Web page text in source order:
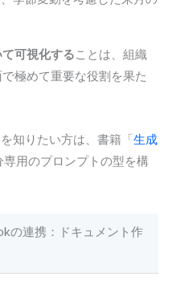
可視化することは、組織
極めて重要な役割を果た
知りたい方は、書籍「生成
専用のプロンプトの型を構
の連携：ドキュメント作